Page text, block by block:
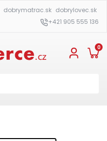
dobrymatrac.sk dobrylovec.sk
+421 905 555 136
0